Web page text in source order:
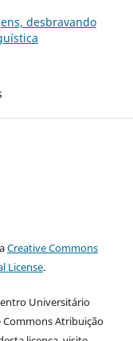
desbravando
Creative Commons
License.
Universitário
Commons Atribuição